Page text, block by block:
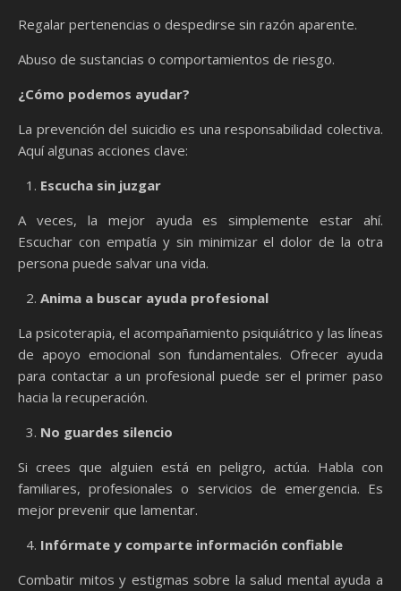
Regalar pertenencias o despedirse sin razón aparente.
Abuso de sustancias o comportamientos de riesgo.
¿Cómo podemos ayudar?
La prevención del suicidio es una responsabilidad colectiva.
Aquí algunas acciones clave:
Escucha sin juzgar
A veces, la mejor ayuda es simplemente estar ahí.
Escuchar con empatía y sin minimizar el dolor de la otra
persona puede salvar una vida.
Anima a buscar ayuda profesional
La psicoterapia, el acompañamiento psiquiátrico y las líneas
de apoyo emocional son fundamentales. Ofrecer ayuda
para contactar a un profesional puede ser el primer paso
hacia la recuperación.
No guardes silencio
Si crees que alguien está en peligro, actúa. Habla con
familiares, profesionales o servicios de emergencia. Es
mejor prevenir que lamentar.
Infórmate y comparte información confiable
Combatir mitos y estigmas sobre la salud mental ayuda a